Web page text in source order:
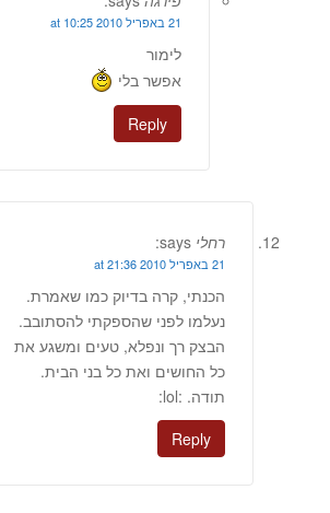
21 באפריל 2010 at 10:25
לימור
אפשר בלי
Reply
רחלי says:
21 באפריל 2010 at 21:36
הכנתי, קרה בדיוק כמו שאמרת.
נעלמו לפני שהספקתי להסתובב.
הבצק רך ונפלא, טעים ומשגע את
כל החושים ואת כל בני הבית.
תודה. :lol:
Reply